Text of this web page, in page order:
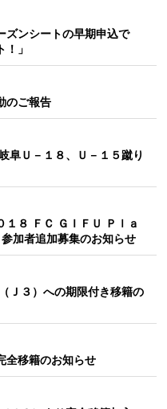
ズンシートの早期申込で
」
のご報告
阜Ｕ－１８、Ｕ－１５蹴り
１８ ＦＣ ＧＩＦＵ Ｐｌａ
加者追加募集のお知らせ
Ｊ３）への期限付き移籍の
全移籍のお知らせ